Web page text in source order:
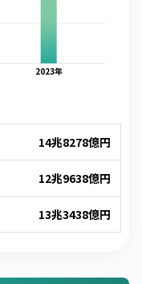
2023年
14兆8278億円
12兆9638億円
13兆3438億円